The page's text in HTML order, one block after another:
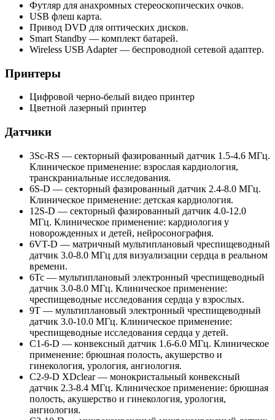
Футляр для анахромных стереоскопических очков.
USB флеш карта.
Привод DVD для оптических дисков.
Smart Standby — комплект батарей.
Wireless USB Adapter — беспроводной сетевой адаптер.
Принтеры
Цифровой черно-белый видео принтер
Цветной лазерный принтер
Датчики
3Sc-RS — секторный фазированный датчик 1.5-4.6 МГц.
Клиническое применение: взрослая кардиология,
транскраниальные исследования.
6S-D — секторный фазированный датчик 2.4-8.0 МГц.
Клиническое применение: детская кардиология.
12S-D — секторный фазированный датчик 4.0-12.0
МГц. Клиническое применение: кардиология у
новорожденных и детей, нейросонография.
6VT-D — матричный мультиплановый чреспищеводный
датчик 3.0-8.0 МГц для визуализации сердца в реальном
времени.
6Tc — мультиплановый электронный чреспищеводный
датчик 3.0-8.0 МГц. Клиническое применение:
чреспищеводные исследования сердца у взрослых.
9T — мультиплановый электронный чреспищеводный
датчик 3.0-10.0 МГц. Клиническое применение:
чреспищеводные исследования сердца у детей.
C1-6-D — конвексный датчик 1.6-6.0 МГц. Клиническое
применение: брюшная полость, акушерство и
гинекология, урология, ангиология.
C2-9-D XDclear — монокристальный конвексный
датчик 2.3-8.4 МГц. Клиническое применение: брюшная
полость, акушерство и гинекология, урология,
ангиология.